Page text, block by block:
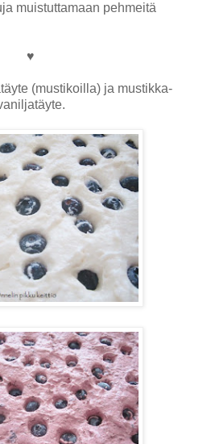
muistuttamaan pehmeitä
♥
(mustikoilla) ja mustikka-